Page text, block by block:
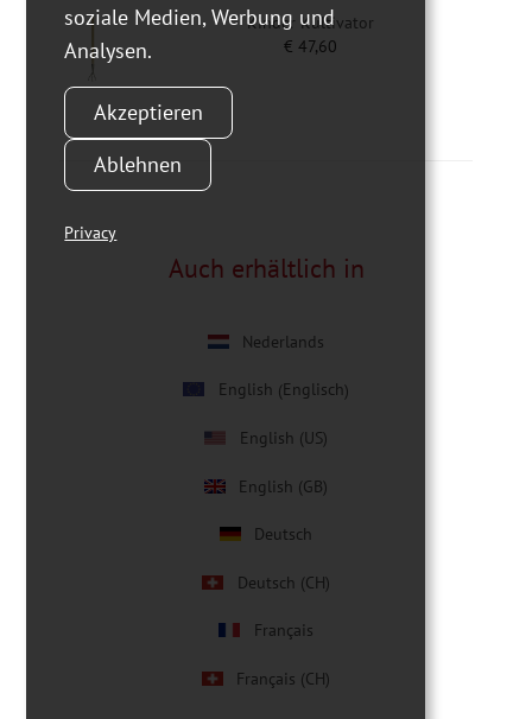
Kinder Kultivator
€ 47,60
Auch erhältlich in
Nederlands
English (Englisch)
English (US)
English (GB)
Deutsch
Deutsch (CH)
Français
Français (CH)
soziale Medien, Werbung und
Analysen.
Akzeptieren
Ablehnen
Privacy